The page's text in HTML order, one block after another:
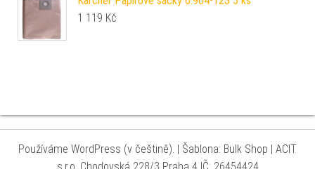
1 119 Kč
Používáme WordPress (v češtině). | Šablona: Bulk Shop | ACIT